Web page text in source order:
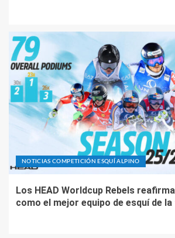
NOTICIAS COMPETICIÓN ESQUÍ ALPINO
Los HEAD Worldcup Rebels
como el mejor equipo de esquí de